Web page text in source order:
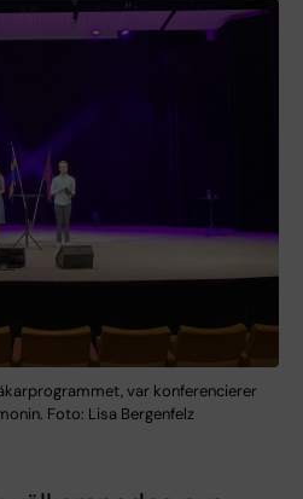
var konferencierer
Foto: Lisa Bergenfelz